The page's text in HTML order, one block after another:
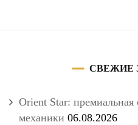
СВЕЖИЕ
Orient Star: премиальная
механики 06.08.2026